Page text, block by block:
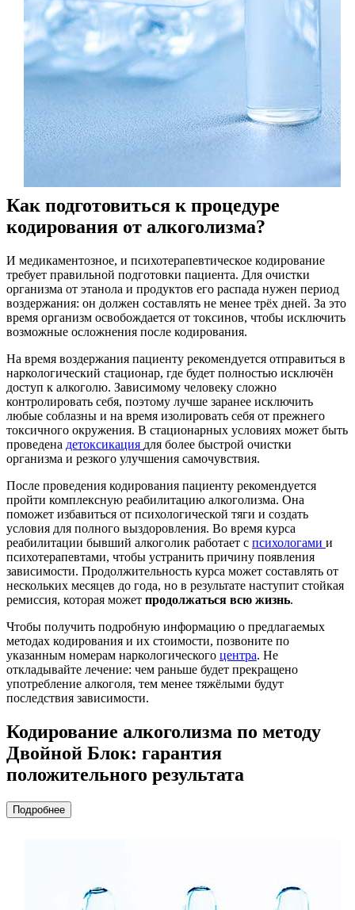
Как подготовиться к процедуре
кодирования от алкоголизма?
И медикаментозное, и психотерапевтическое кодирование
требует правильной подготовки пациента. Для очистки
организма от этанола и продуктов его распада нужен период
воздержания: он должен составлять не менее трёх дней. За это
время организм освобождается от токсинов, чтобы исключить
возможные осложнения после кодирования.
На время воздержания пациенту рекомендуется отправиться в
наркологический стационар, где будет полностью исключён
доступ к алкоголю. Зависимому человеку сложно
контролировать себя, поэтому лучше заранее исключить
любые соблазны и на время изолировать себя от прежнего
токсичного окружения. В стационарных условиях может быть
проведена детоксикация для более быстрой очистки
организма и резкого улучшения самочувствия.
После проведения кодирования пациенту рекомендуется
пройти комплексную реабилитацию алкоголизма. Она
поможет избавиться от психологической тяги и создать
условия для полного выздоровления. Во время курса
реабилитации бывший алкоголик работает с психологами и
психотерапевтами, чтобы устранить причину появления
зависимости. Продолжительность курса может составлять от
нескольких месяцев до года, но в результате наступит стойкая
ремиссия, которая может продолжаться всю жизнь.
Чтобы получить подробную информацию о предлагаемых
методах кодирования и их стоимости, позвоните по
указанным номерам наркологического центра. Не
откладывайте лечение: чем раньше будет прекращено
употребление алкоголя, тем менее тяжёлыми будут
последствия зависимости.
Кодирование алкоголизма по методу
Двойной Блок: гарантия
положительного результата
Подробнее